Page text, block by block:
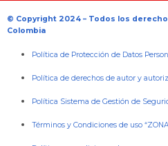
© Copyright 2024 – Todos los
Colombia
Política de Protección de Datos
Política de derechos de autor y
Política Sistema de Gestión de
Términos y Condiciones de uso